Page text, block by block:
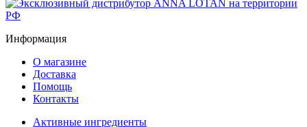
Информация
О магазине
Доставка
Помощь
Контакты
Активные ингредиенты